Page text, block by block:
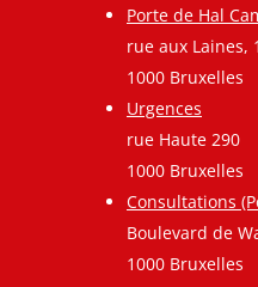
Porte de Hal
rue aux Laines,
1000 Bruxelles
Urgences
rue Haute 290
1000 Bruxelles
Consultations
Boulevard de
1000 Bruxelles